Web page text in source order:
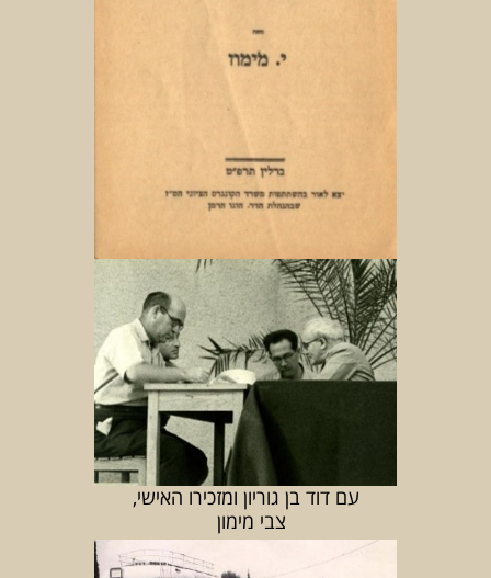
עם דוד בן גוריון ומזכירו האישי,
צבי מימון